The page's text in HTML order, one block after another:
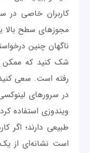
کاربران خاصی در
مجوز‌های سطح بالا
ناگهان چنین
شک کنید که ممکن
ویندوزی استفاده
طبیعی دارند؛ اگر
است نشانه‌ای از